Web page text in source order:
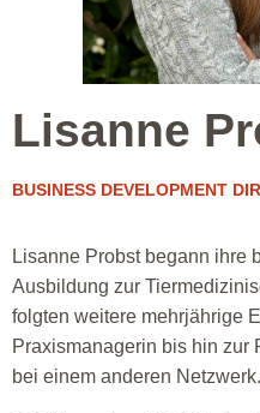
Lisanne
BUSINESS DEVELOPMENT
Lisanne Probst begann ihre
Ausbildung zur
folgten weitere mehrjährige
Praxismanagerin bis hin zur
bei einem anderen Netzwerk.